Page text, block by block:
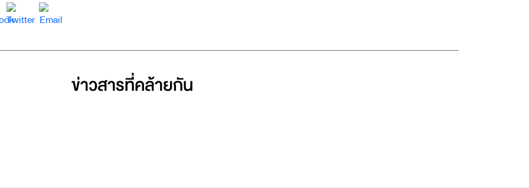
ข่าวสารที่่คล้ายกัน